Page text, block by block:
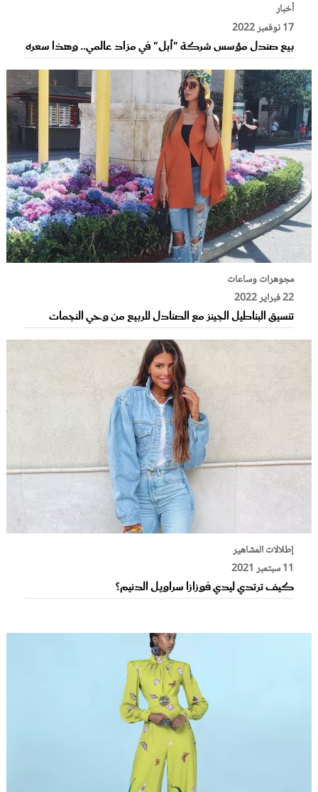
أخبار
17 نوفمبر 2022
بيع صندل مؤسس شركة "أبل" في مزاد عالمي.. وهذا سعره
مجوهرات وساعات
22 فبراير 2022
تنسيق البناطيل الجينز مع الصنادل للربيع من وحي النجمات
إطلالات المشاهير
11 سبتمبر 2021
كيف ترتدي ليدي فوزازا سراويل الدنيم؟